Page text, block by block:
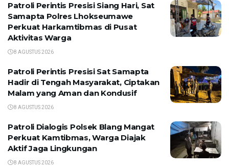
Patroli Perintis Presisi Siang Hari, Sat
Samapta Polres Lhokseumawe
Perkuat Harkamtibmas di Pusat
Aktivitas Warga
8 AGUSTUS 2026
Patroli Perintis Presisi Sat Samapta
Hadir di Tengah Masyarakat, Ciptakan
Malam yang Aman dan Kondusif
8 AGUSTUS 2026
Patroli Dialogis Polsek Blang Mangat
Perkuat Kamtibmas, Warga Diajak
Aktif Jaga Lingkungan
8 AGUSTUS 2026